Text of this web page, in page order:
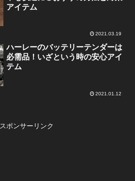
アイテム
2021.03.19
ハーレーのバッテリーテンダーは
必需品！いざという時の安心アイ
テム
2021.01.12
スポンサーリンク